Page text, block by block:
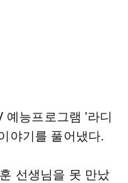
예능프로그램 '라디
야기를 풀어냈다.
선생님을 못 만났